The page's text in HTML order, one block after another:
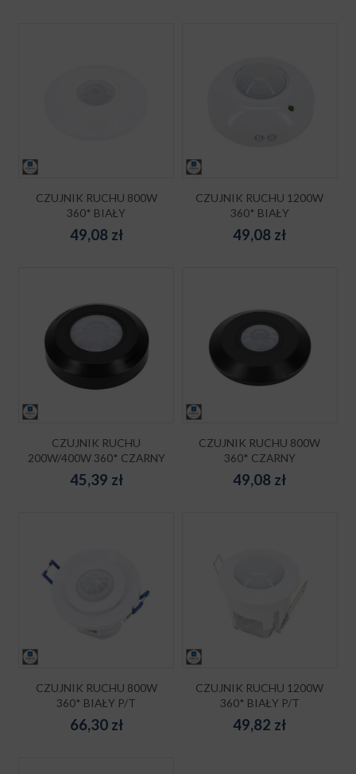
CZUJNIK RUCHU 800W
360* BIAŁY
49,08 zł
CZUJNIK RUCHU 1200W
360* BIAŁY
49,08 zł
CZUJNIK RUCHU
200W/400W 360* CZARNY
45,39 zł
CZUJNIK RUCHU 800W
360* CZARNY
49,08 zł
CZUJNIK RUCHU 800W
360* BIAŁY P/T
66,30zł
CZUJNIK RUCHU 1200W
360* BIAŁY P/T
49,82 zł